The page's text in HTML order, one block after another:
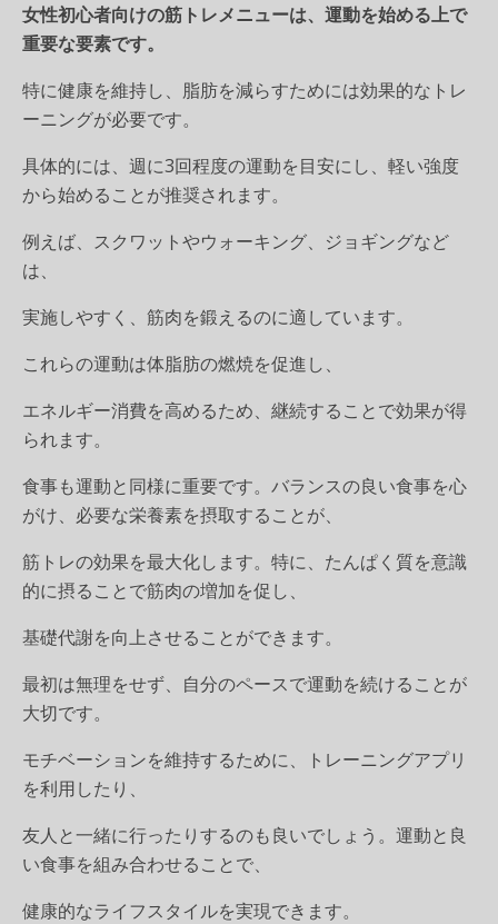
女性初心者向けの筋トレメニューは、運動を始める上で
重要な要素です。
特に健康を維持し、脂肪を減らすためには効果的なトレ
ーニングが必要です。
具体的には、週に3回程度の運動を目安にし、軽い強度
から始めることが推奨されます。
例えば、スクワットやウォーキング、ジョギングなど
は、
実施しやすく、筋肉を鍛えるのに適しています。
これらの運動は体脂肪の燃焼を促進し、
エネルギー消費を高めるため、継続することで効果が得
られます。
食事も運動と同様に重要です。バランスの良い食事を心
がけ、必要な栄養素を摂取することが、
筋トレの効果を最大化します。特に、たんぱく質を意識
的に摂ることで筋肉の増加を促し、
基礎代謝を向上させることができます。
最初は無理をせず、自分のペースで運動を続けることが
大切です。
モチベーションを維持するために、トレーニングアプリ
を利用したり、
友人と一緒に行ったりするのも良いでしょう。運動と良
い食事を組み合わせることで、
健康的なライフスタイルを実現できます。